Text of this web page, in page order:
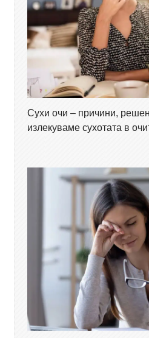
Сухи очи – причини,
излекуваме сухотата в